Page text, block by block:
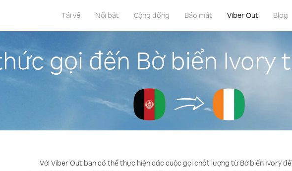
Tải về Nổi bật Cộng đồng Bảo mật Viber Out Blog
gọi đến Bờ biển Ivory
Với Viber Out bạn có thể thực hiện các cuộc gọi chất lượng từ Bờ biển Ivory